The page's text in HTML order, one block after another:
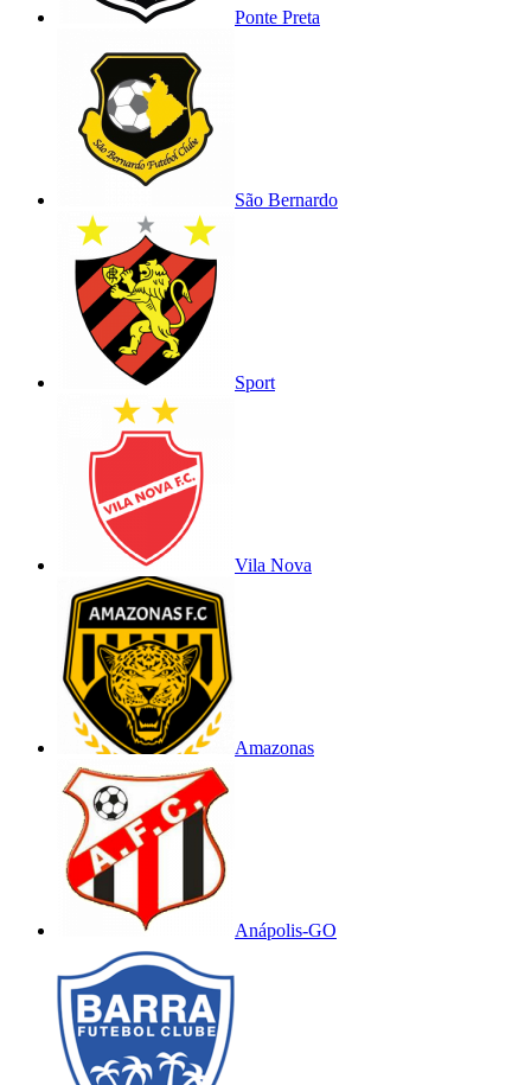
Ponte Preta
São Bernardo
Sport
Vila Nova
Amazonas
Anápolis-GO